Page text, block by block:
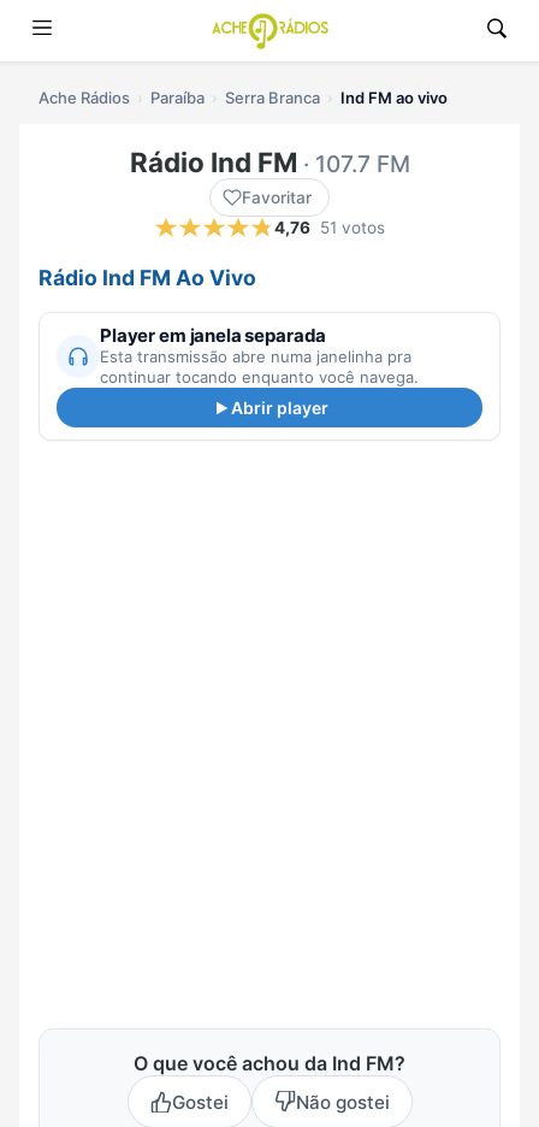
Ache Rádios Paraíba Serra Branca Ind FM ao vivo
Rádio Ind FM · 107.7 FM
Favoritar
4,76 51 votos
Rádio Ind FM Ao Vivo
Player em janela separada
Esta transmissão abre numa janelinha pra
continuar tocando enquanto você navega.
Abrir player
O que você achou da Ind FM?
Gostei Não gostei